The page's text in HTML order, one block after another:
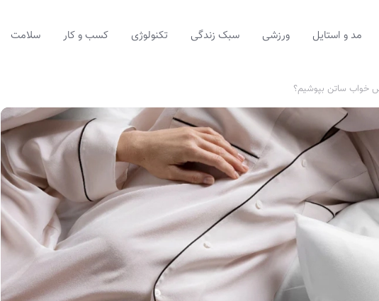
مد و استایل ورزشی سبک زندگی تکنولوژی کسب و کار سلامت
خواب ساتن بپوشیم؟